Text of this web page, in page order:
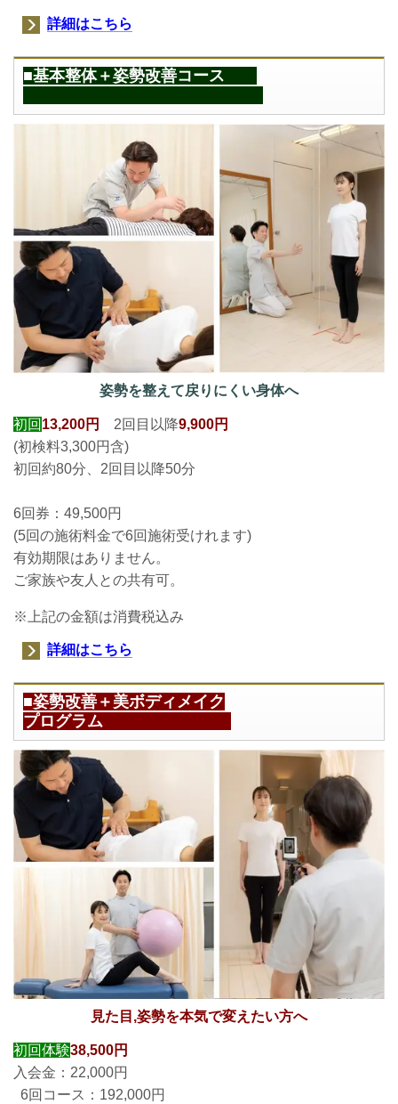
詳細はこちら
■基本整体＋姿勢改善コース
姿勢を整えて戻りにくい身体へ
初回 13,200円 2回目以降9,900円
(初検料3,300円含)
初回約80分、2回目以降50分
6回券：49,500円
(5回の施術料金で6回施術受けれます)
有効期限はありません。
ご家族や友人との共有可。
※上記の金額は消費税込み
詳細はこちら
■姿勢改善＋美ボディメイク
プログラム
見た目,姿勢を本気で変えたい方へ
初回体験38,500円
入会金：22,000円
6回コース：192,000円